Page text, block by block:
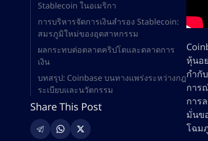
Stablecoin ในอเมริกา
การบริหารจัดการเงินสำรอง Stablecoin:
สมรภูมิใหม่ของอุตสาหกรรม
ผลกระทบต่อตลาดคริปโตและตลาดการ
เงิน
บทสรุป: Coinbase บนทางแพร่งระหว่างกฎ
ระเบียบและนวัตกรรม
Share This Post
หุ้นอ
กำกั
การ
การ
มั่นข
โฉม